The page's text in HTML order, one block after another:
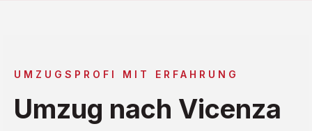
UMZUGSPROFI MIT ERFAHRUNG
Umzug nach Vicenza